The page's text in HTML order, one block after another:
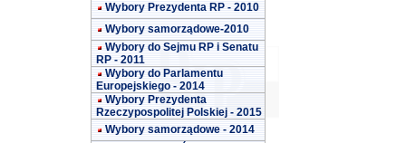
Wybory Prezydenta RP - 2010
Wybory samorządowe-2010
Wybory do Sejmu RP i Senatu
RP - 2011
Wybory do Parlamentu
Europejskiego - 2014
Wybory Prezydenta
Rzeczypospolitej Polskiej - 2015
Wybory samorządowe - 2014